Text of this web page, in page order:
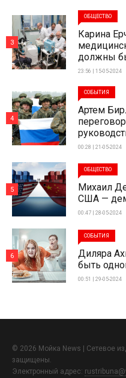
ОБЩЕСТВО
Карина
должны
23:56 | 15-05-2024
3
СОБЫТИЯ
Артем
00:28 | 21-05-2024
4
ОБЩЕСТВО
Михаил
США —
00:47 | 28-05-2024
5
СОБЫТИЯ
Диляра
быть
00:51 | 29-05-2024
6
© 2026 Мойка News | Сетевое
защищены.
Электронный адрес: